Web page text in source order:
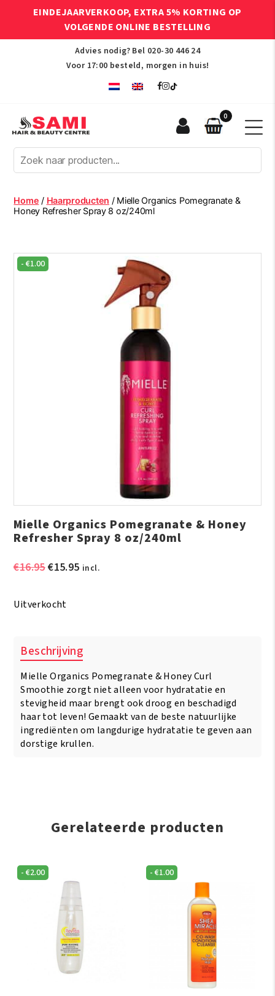
EINDEJAARVERKOOP, EXTRA 5% KORTING OP
VOLGENDE ONLINE BESTELLING
Advies nodig? Bel 020-30 446 24
Voor 17:00 besteld, morgen in huis!
Afro
Hair
Beauty
Centre
0
Home / Haarproducten / Mielle Organics Pomegranate &
Honey Refresher Spray 8 oz/240ml
-€1.00
Mielle Organics Pomegranate & Honey
Refresher Spray 8 oz/240ml
€16.95Oorspronkelijke
€16.95.
€15.95Huidige
incl.
Uitverkocht
Beschrijving
Mielle Organics Pomegranate & Honey Curl
Smoothie zorgt niet alleen voor hydratatie en
stevigheid maar brengt ook droog en beschadigd
haar tot leven! Gemaakt van de beste natuurlijke
ingrediënten om langdurige hydratatie te geven aan
dorstige krullen.
Gerelateerde producten
-€2.00 -€1.00